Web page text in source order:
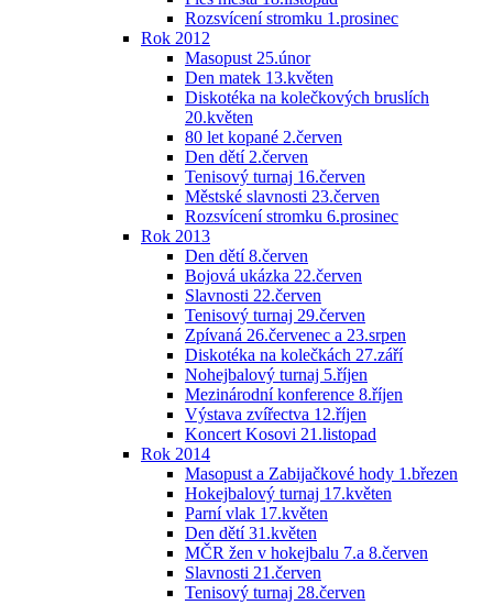
Rozsvícení stromku 1.prosinec
Rok 2012
Masopust 25.únor
Den matek 13.květen
Diskotéka na kolečkových bruslích
20.květen
80 let kopané 2.červen
Den dětí 2.červen
Tenisový turnaj 16.červen
Městské slavnosti 23.červen
Rozsvícení stromku 6.prosinec
Rok 2013
Den dětí 8.červen
Bojová ukázka 22.červen
Slavnosti 22.červen
Tenisový turnaj 29.červen
Zpívaná 26.červenec a 23.srpen
Diskotéka na kolečkách 27.září
Nohejbalový turnaj 5.říjen
Mezinárodní konference 8.říjen
Výstava zvířectva 12.říjen
Koncert Kosovi 21.listopad
Rok 2014
Masopust a Zabijačkové hody 1.březen
Hokejbalový turnaj 17.květen
Parní vlak 17.květen
Den dětí 31.květen
MČR žen v hokejbalu 7.a 8.červen
Slavnosti 21.červen
Tenisový turnaj 28.červen